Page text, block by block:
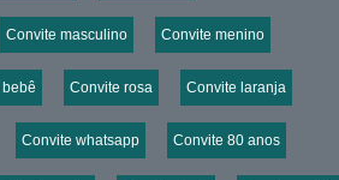
Convite masculino Convite menino
Convite rosa Convite laranja
Convite whatsapp Convite 80 anos